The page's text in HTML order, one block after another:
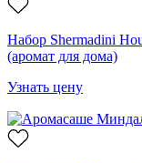
Набор Shermadini
(аромат для дома)
Узнать цену